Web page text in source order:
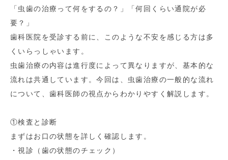
「虫歯の治療って何をするの？」「何回くらい通院が必
要？」
歯科医院を受診する前に、このような不安を感じる方は多
くいらっしゃいます。
虫歯治療の内容は進行度によって異なりますが、基本的な
流れは共通しています。今回は、虫歯治療の一般的な流れ
について、歯科医師の視点からわかりやすく解説します。
①検査と診断
まずはお口の状態を詳しく確認します。
・視診（歯の状態のチェック）